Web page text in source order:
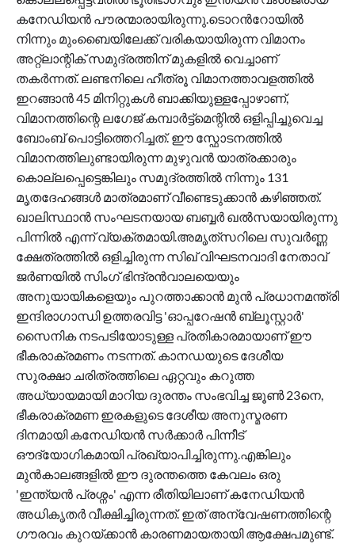
കനേഡിയൻ പൗരന്മാരായിരുന്നു.ടൊറന്‍റോയിൽ
നിന്നും മുംബൈയിലേക്ക് വരികയായിരുന്ന വിമാനം
അറ്റ്ലാന്റിക് സമുദ്രത്തിന് മുകളിൽ വെച്ചാണ്
തകർന്നത്. ലണ്ടനിലെ ഹീത്രൂ വിമാനത്താവളത്തിൽ
ഇറങ്ങാൻ 45 മിനിറ്റുകൾ ബാക്കിയുള്ളപ്പോഴാണ്,
വിമാനത്തിന്റെ ലഗേജ് കമ്പാർട്ട്മെന്റിൽ ഒളിപ്പിച്ചുവെച്ച
ബോംബ് പൊട്ടിത്തെറിച്ചത്. ഈ സ്ഫോടനത്തിൽ
വിമാനത്തിലുണ്ടായിരുന്ന മുഴുവൻ യാത്രക്കാരും
കൊല്ലപ്പെട്ടെങ്കിലും സമുദ്രത്തിൽ നിന്നും 131
മൃതദേഹങ്ങൾ മാത്രമാണ് വീണ്ടെടുക്കാൻ കഴിഞ്ഞത്.
ഖാലിസ്ഥാൻ സംഘടനയായ ബബ്ബർ ഖൽസയായിരുന്നു
പിന്നിൽ എന്ന് വ്യക്തമായി.അമൃത്‌സറിലെ സുവർണ്ണ
ക്ഷേത്രത്തിൽ ഒളിച്ചിരുന്ന സിഖ് വിഘടനവാദി നേതാവ്
ജർണയിൽ സിംഗ് ഭിന്ദ്രൻവാലയെയും
അനുയായികളെയും പുറത്താക്കാൻ മുൻ പ്രധാനമന്ത്രി
ഇന്ദിരാഗാന്ധി ഉത്തരവിട്ട 'ഓപ്പറേഷൻ ബ്ലൂസ്റ്റാർ'
സൈനിക നടപടിയോടുള്ള പ്രതികാരമായാണ് ഈ
ഭീകരാക്രമണം നടന്നത്. കാനഡയുടെ ദേശീയ
സുരക്ഷാ ചരിത്രത്തിലെ ഏറ്റവും കറുത്ത
അധ്യായമായി മാറിയ ദുരന്തം സംഭവിച്ച ജൂൺ 23നെ,
ഭീകരാക്രമണ ഇരകളുടെ ദേശീയ അനുസ്മരണ
ദിനമായി കനേഡിയൻ സർക്കാർ പിന്നീട്
ഔദ്യോഗികമായി പ്രഖ്യാപിച്ചിരുന്നു.എങ്കിലും
മുൻകാലങ്ങളിൽ ഈ ദുരന്തത്തെ കേവലം ഒരു
'ഇന്ത്യൻ പ്രശ്നം' എന്ന രീതിയിലാണ് കനേഡിയൻ
അധികൃതർ വീക്ഷിച്ചിരുന്നത്. ഇത് അന്വേഷണത്തിന്റെ
ഗൗരവം കുറയ്ക്കാൻ കാരണമായതായി ആക്ഷേപമുണ്ട്.